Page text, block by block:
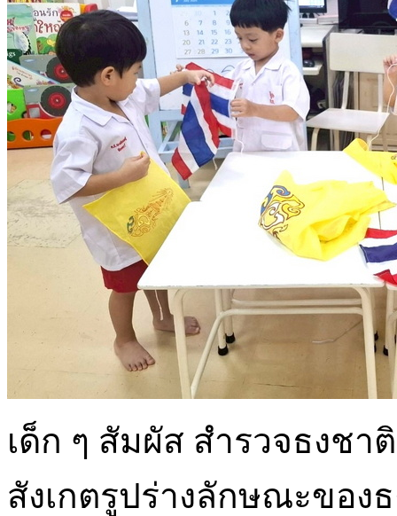
เด็ก ๆ สัมผัส สำรวจธงชา
สังเกตรูปร่างลักษณะของ